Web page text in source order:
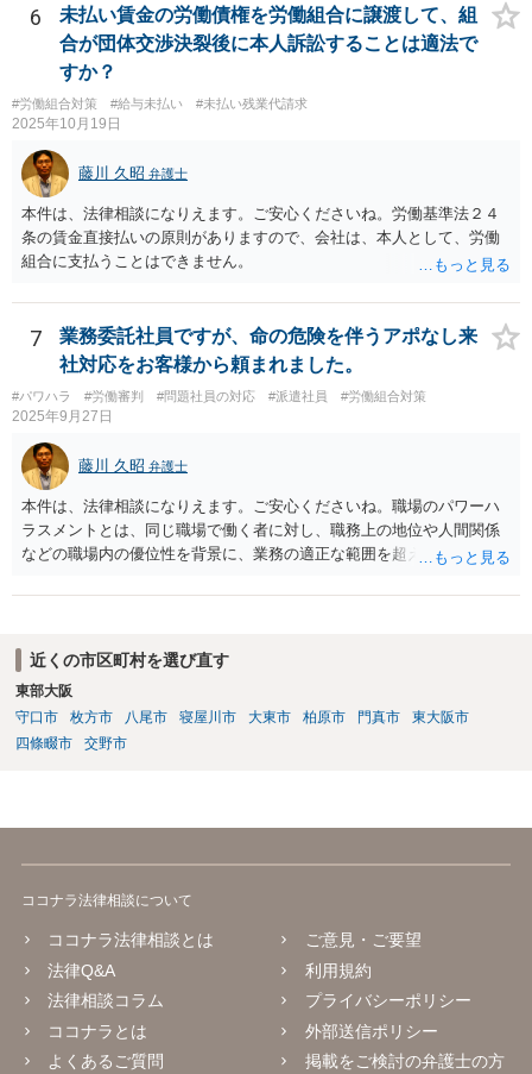
更できない労働条件の場合（労働契約法１０条但書）は、労働者の同
意が必要です。この場合、真の同意がいるとされる場合も十分にあり
ます。就業規則の不利益変更問題であれば労働契約法１０条本文に基
づいて判断されます。周知性と合理性の要件の有無が問題となりま
す。合理性は必要性、不利益性、相当性、その他の要素から判断され
ます。良い解決になりますよう祈念しております。法的責任をきちん
と追及されたい場合には、労働法にかなり詳しく、上記に関係した法
理等にも通じた弁護士等に相談し、法的に正確に分析してもらい、今
後の対応を検討するべきです。
6
未払い賃金の労働債権を労働組合に譲渡して、組
合が団体交渉決裂後に本人訴訟することは適法で
すか？
#労働組合対策 #給与未払い #未払い残業代請求
2025年10月19日
藤川 久昭 弁護士
本件は、法律相談になりえます。ご安心くださいね。労働基準法２４
条の賃金直接払いの原則がありますので、会社は、本人として、労働
組合に支払うことはできません。
7
業務委託社員ですが、命の危険を伴うアポなし来
社対応をお客様から頼まれました。
#パワハラ #労働審判 #問題社員の対応 #派遣社員 #労働組合対策
2025年9月27日
藤川 久昭 弁護士
本件は、法律相談になりえます。ご安心くださいね。職場のパワーハ
ラスメントとは、同じ職場で働く者に対し、職務上の地位や人間関係
などの職場内の優位性を背景に、業務の適正な範囲を超えて、精神
本件の言動が、これらに該当するかどうか、証拠に基づいて、子細な
きちんと追及されたい場合には、労働法にかなり詳しく、上記に関係
した法理等にも通じた弁護士等に相談し、法的に正確に分析してもら
い、今後の対応を検討するべきです。
近くの市区町村を選び直す
東部大阪
守口市
枚方市 八尾市 寝屋川市 大東市 柏原市 門真市
東大阪市
四條畷市
交野市
ココナラ法律相談について
ココナラ法律相談とは
法律Q&A
法律相談コラム
ココナラとは
よくあるご質問
ご意見・ご要望
利用規約
プライバシーポリシー
外部送信ポリシー
掲載をご検討の弁護士の方